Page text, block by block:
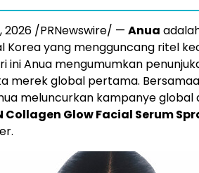
2026 /PRNewswire/ — Anua
Korea yang mengguncang ritel
ini Anua mengumumkan
merek global pertama.
meluncurkan kampanye global
Collagen Glow Facial Serum